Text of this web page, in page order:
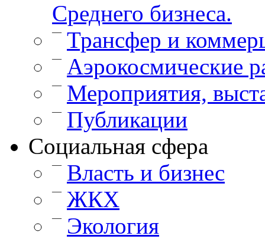
Среднего бизнеса.
— Трансфер и
— Аэрокосмические
— Мероприятия,
— Публикации
Cоциальная сфера
— Власть и бизнес
— ЖКХ
—
Экология